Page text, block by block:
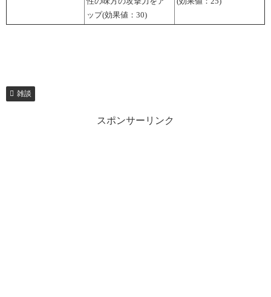
ップ(効果値：30)
雑談
スポンサーリンク